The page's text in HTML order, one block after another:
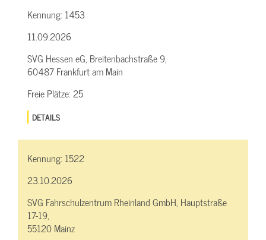
Kennung: 1453
11.09.2026
SVG Hessen eG, Breitenbachstraße 9,
60487 Frankfurt am Main
Freie Plätze:25
DETAILS
Kennung: 1522
23.10.2026
SVG Fahrschulzentrum Rheinland GmbH, Hauptstraße
17-19,
55120 Mainz